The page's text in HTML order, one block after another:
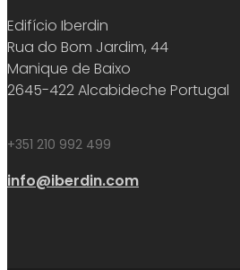
Edifício Iberdin
Rua do Bom Jardim, 44
Manique de Baixo
2645-422 Alcabideche Portugal
+351 210 992 499
info@iberdin.com